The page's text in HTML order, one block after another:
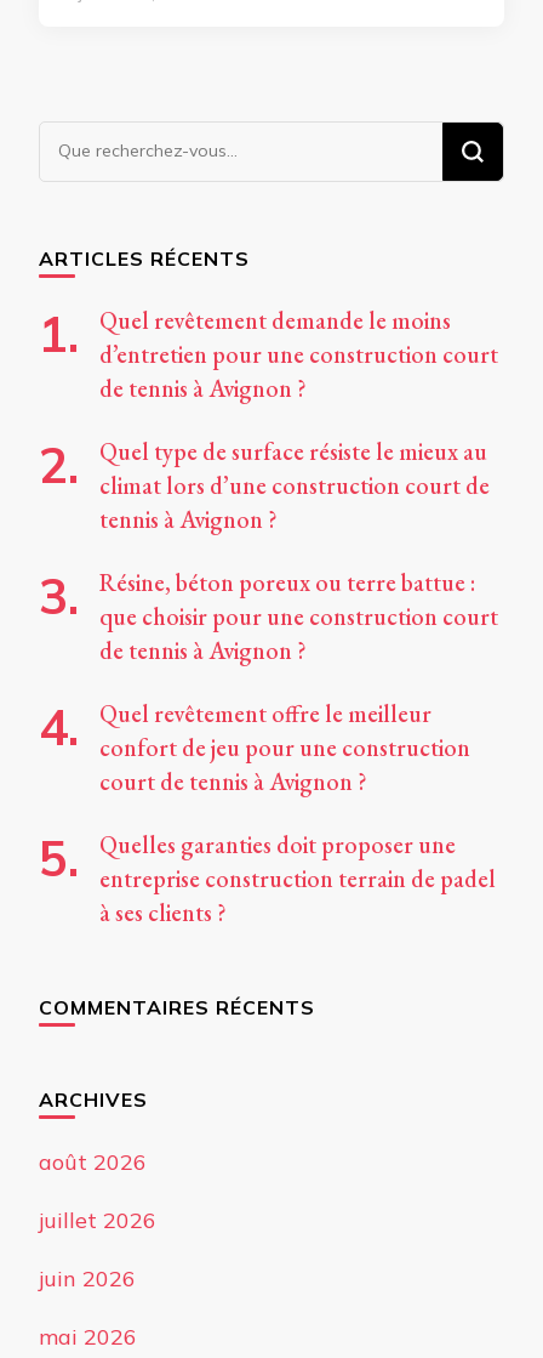
Vous
recherchiez
ARTICLES RÉCENTS
Quel revêtement demande le moins
d’entretien pour une construction court
de tennis à Avignon ?
Quel type de surface résiste le mieux au
climat lors d’une construction court de
tennis à Avignon ?
Résine, béton poreux ou terre battue :
que choisir pour une construction court
de tennis à Avignon ?
Quel revêtement offre le meilleur
confort de jeu pour une construction
court de tennis à Avignon ?
Quelles garanties doit proposer une
entreprise construction terrain de padel
à ses clients ?
COMMENTAIRES RÉCENTS
ARCHIVES
août 2026
juillet 2026
juin 2026
mai 2026